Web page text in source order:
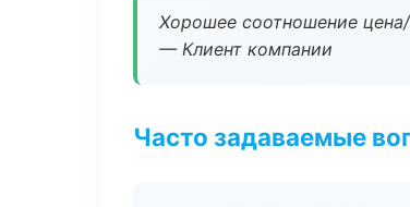
Хорошее соотношение
— Клиент компании
Часто задаваемые